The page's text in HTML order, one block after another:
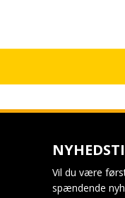
Vil du være
spændende